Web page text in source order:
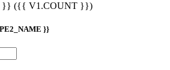
}} ({{ V1.COUNT }})
}}